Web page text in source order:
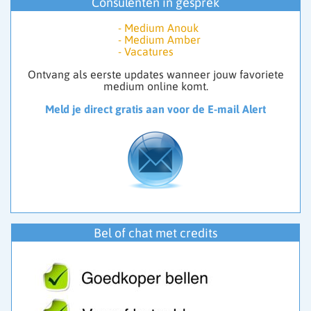
Wij zijn op zoek naar gemotiveerde consulenten.
Spreekt onderstaande je aan, vul het vacature
gesprek.
- Zelfstandig ondernemer
- Kaartleggen wel belangrijk dat er dan ook een gave is
- Aura lezen
- Nummeroloog/ Astroloog
- Pendelaar
- Medium Anouk
- Medium Amber
- Vacatures
Ontvang als eerste updates wanneer jouw favoriete
medium online komt.
Meld je direct gratis aan voor de E-mail Alert
Bel of chat met credits